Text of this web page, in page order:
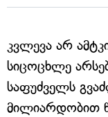
კვლევა არ
სიცოცხლე
საფუძველს
მილიარდობით